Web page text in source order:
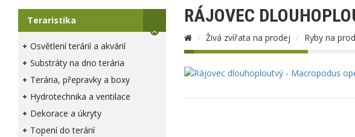
Teraristika
Osvětlení terárií a akvárií
Substráty na dno terária
Terária, přepravky a boxy
Hydrotechnika a ventilace
Dekorace a úkryty
Topení do terárií
RÁJOVEC
Živá zvířata na prodej Ryby na